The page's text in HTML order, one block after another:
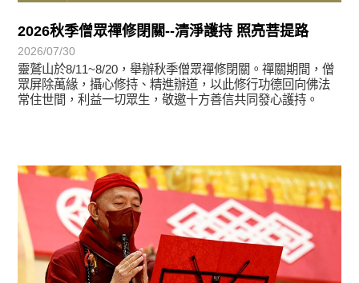
2026秋季僧眾禪修閉關--清淨護持 照亮菩提路
2026/07/30
靈鷲山於8/11~8/20，舉辦秋季僧眾禪修閉關。禪關期間，僧
眾屏除萬緣，攝心修持、精進辦道，以此修行功德回向佛法
常住世間，利益一切眾生，敬邀十方善信共同發心護持。
學習分享